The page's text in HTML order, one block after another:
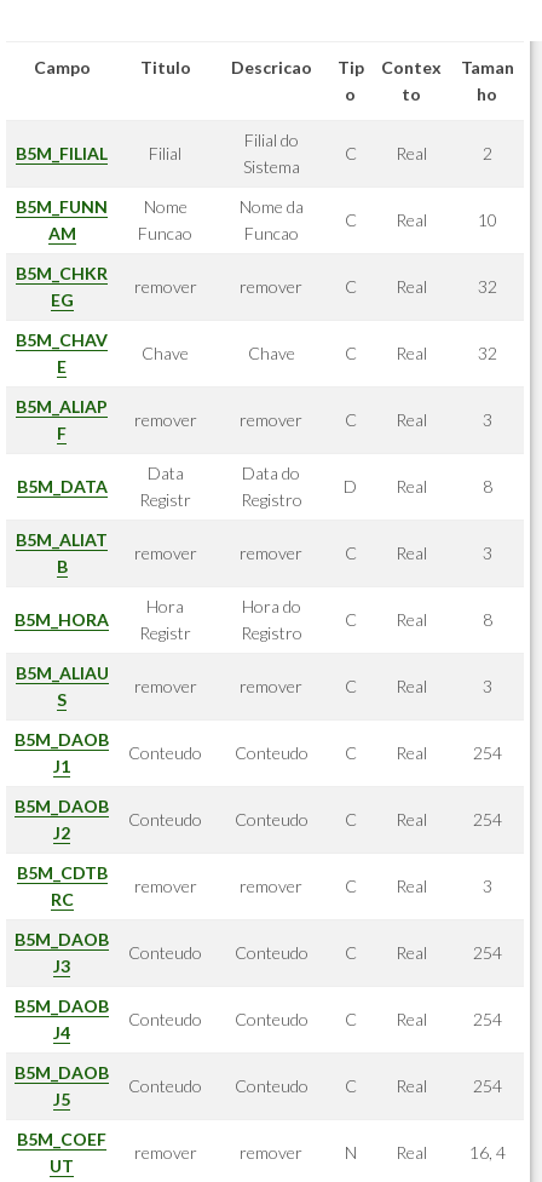
Campo Titulo Descricao
Tip
o
Contex
to
Taman
ho
B5M_FILIAL Filial
Filial do
Sistema
C Real 2
B5M_FUNN
AM
Nome
Funcao
Nome da
Funcao
C Real 10
B5M_CHKR
EG
remover remover C Real 32
B5M_CHAV
E
Chave Chave C Real 32
B5M_ALIAP
F
remover remover C Real 3
B5M_DATA
Data
Registr
Data do
Registro
D Real 8
B5M_ALIAT
B
remover remover C Real 3
B5M_HORA
Hora
Registr
Hora do
Registro
C Real 8
B5M_ALIAU
S
remover remover C Real 3
B5M_DAOB
J1
Conteudo Conteudo C Real 254
B5M_DAOB
J2
Conteudo Conteudo C Real 254
B5M_CDTB
RC
remover remover C Real 3
B5M_DAOB
J3
Conteudo Conteudo C Real 254
B5M_DAOB
J4
Conteudo Conteudo C Real 254
B5M_DAOB
J5
Conteudo Conteudo C Real 254
B5M_COEF
UT
remover remover N Real 16, 4